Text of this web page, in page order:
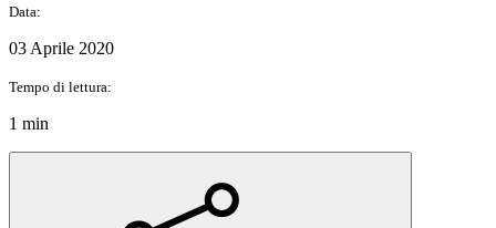
Data:
03 Aprile 2020
Tempo di lettura:
1 min